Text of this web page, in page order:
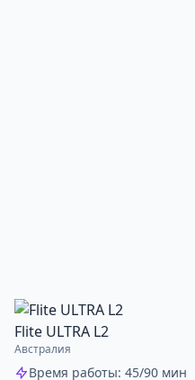
Flite ULTRA L2
Австралия
Время работы: 45/90 мин